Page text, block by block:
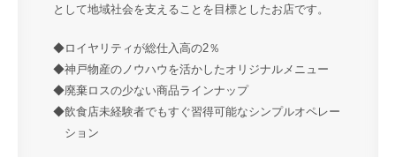
として地域社会を支えることを目標としたお店です。
◆ロイヤリティが総仕入高の2％
◆神戸物産のノウハウを活かしたオリジナルメニュー
◆廃棄ロスの少ない商品ラインナップ
◆飲食店未経験者でもすぐ習得可能なシンプルオペレー
ション